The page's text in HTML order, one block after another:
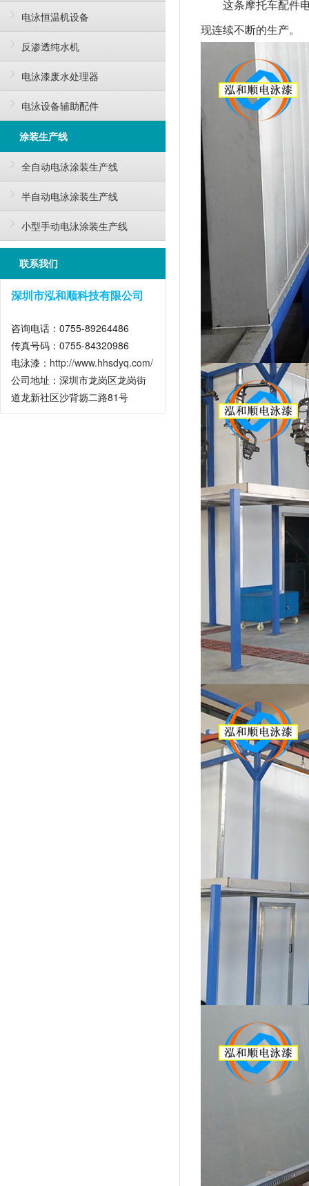
电泳恒温机设备
反渗透纯水机
电泳漆废水处理器
电泳设备辅助配件
涂装生产线
全自动电泳涂装生产线
半自动电泳涂装生产线
小型手动电泳涂装生产线
联系我们
深圳市泓和顺科技有限公司
咨询电话：0755-89264486
传真号码：0755-84320986
电泳漆： http://www.hhsdyq.com/
公司地址：深圳市龙岗区龙岗街
道龙新社区沙背坜二路81号
这条摩托车配件
现连续不断的生产。